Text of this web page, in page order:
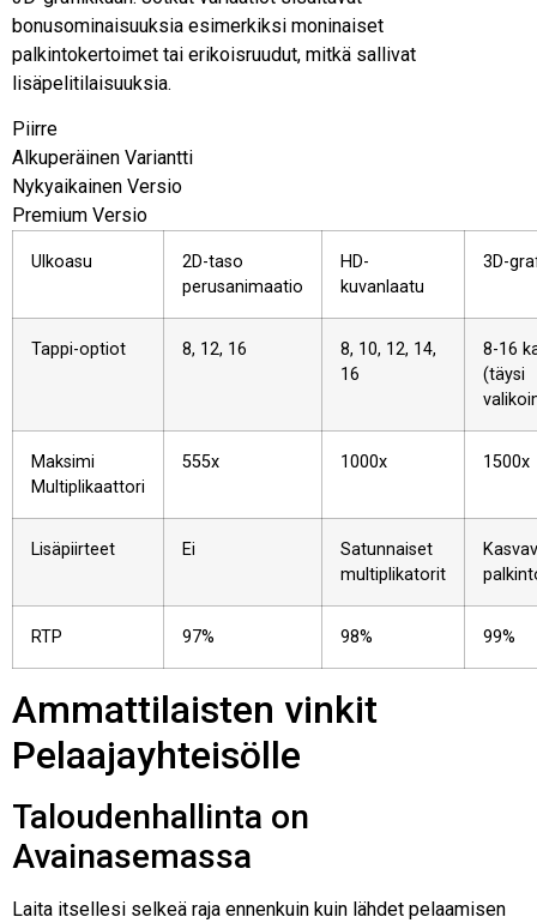
bonusominaisuuksia esimerkiksi moninaiset
palkintokertoimet tai erikoisruudut, mitkä sallivat
lisäpelitilaisuuksia.
Piirre
Alkuperäinen Variantti
Nykyaikainen Versio
Premium Versio
Ulkoasu
2D-taso
perusanimaatio
HD-
kuvanlaatu
3D-
Tappi-optiot 8, 12, 16
8, 10, 12, 14,
16
8-16
(täysi
Maksimi
Multiplikaattori
555x 1000x 1500x
Lisäpiirteet Ei
Satunnaiset
multiplikatorit
RTP 97% 98% 99%
Ammattilaisten vinkit
Pelaajayhteisölle
Taloudenhallinta on
Avainasemassa
Laita itsellesi selkeä raja ennenkuin kuin lähdet pelaamisen